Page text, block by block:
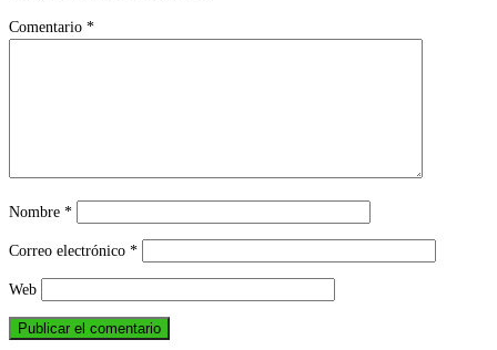
Comentario *
Nombre *
Correo electrónico *
Web